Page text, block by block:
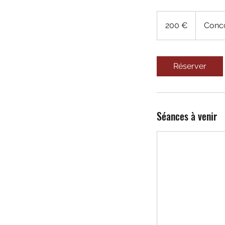
200 €
Réserver
Séances à venir